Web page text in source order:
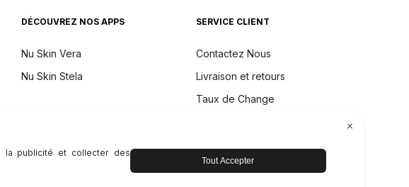
DÉCOUVREZ NOS APPS
Nu Skin Vera
Nu Skin Stela
SERVICE CLIENT
Contactez Nous
Livraison et retours
Taux de Change